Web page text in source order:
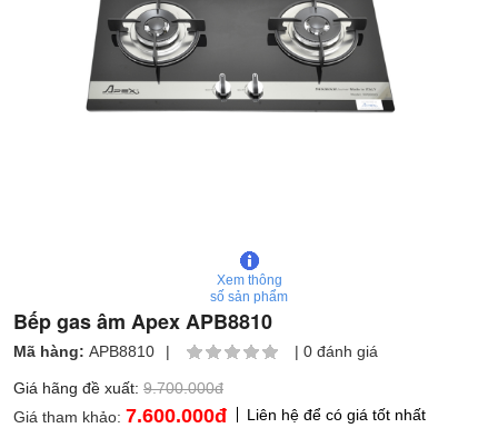
Xem thông
số sản phẩm
Bếp gas âm Apex APB8810
Mã hàng: APB8810 | | 0 đánh giá
Giá hãng đề xuất: 9.700.000đ
Giá tham khảo: 7.600.000đ
Liên hệ để có giá tốt nhất